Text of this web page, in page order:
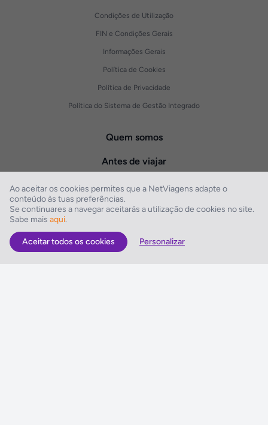
Ao aceitar os cookies permites que a NetViagens adapte o
conteúdo às tuas preferências.
Se continuares a navegar aceitarás a utilização de cookies no site.
Sabe mais aqui.
Aceitar todos os cookies Personalizar
Condições de Utilização
FIN e Condições Gerais
Informações Gerais
Política de Cookies
Política de Privacidade
Política do Sistema de Gestão Integrado
Quem somos
Antes de viajar
Sugestões e Reclamações
Queres enviar-nos sugestões ou escrever uma reclamação?